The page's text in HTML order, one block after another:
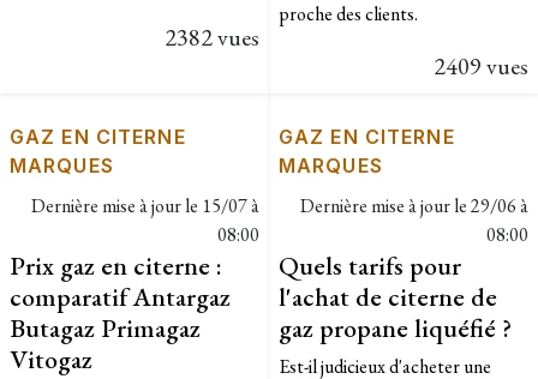
2382 vues
proche des clients.
2409 vues
GAZ EN CITERNE
MARQUES
Dernière mise à jour le 15/07 à
08:00
Prix gaz en citerne :
comparatif Antargaz
Butagaz Primagaz
Vitogaz
GAZ EN CITERNE
MARQUES
Dernière mise à jour le29/06 à
08:00
Quels tarifs pour
l'achat de citerne de
gaz propane liquéfié ?
Est-il judicieux d'acheter une